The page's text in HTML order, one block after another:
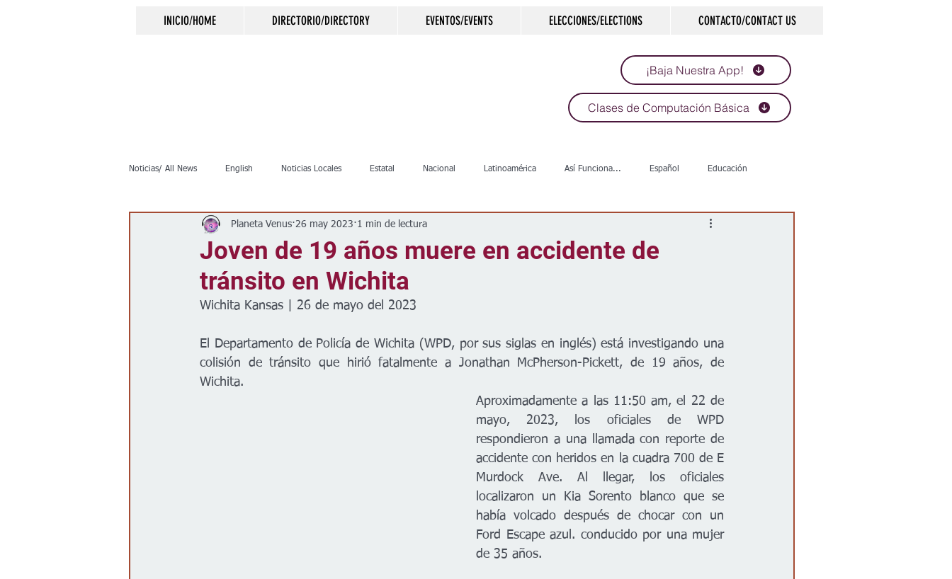
INICIO/HOME DIRECTORIO/DIRECTORY EVENTOS/EVENTS ELECCIONES/ELECTIONS CONTACTO/CONTACT US
¡Baja Nuestra App!
Clases de Computación Básica
Noticias/ All News English Noticias Locales Estatal Nacional Latinoamérica Así Funciona... Español Educación
Inmigración Crimen Negocios Salud Arte & Cultura
Clima Vivienda Escuelas Calles
Espectáculos
Joven de 19 años muere en accidente de
tránsito en Wichita
Planeta Venus 26 may 2023 1 min de lectura
Wichita Kansas | 26 de mayo del 2023
El Departamento de Policía de Wichita (WPD, por sus siglas en inglés) está investigando una
colisión de tránsito que hirió fatalmente a Jonathan McPherson-Pickett, de 19 años, de
Wichita.
Aproximadamente a las 11:50 am, el 22 de
mayo, 2023, los oficiales de WPD
respondieron a una llamada con reporte de
accidente con heridos en la cuadra 700 de E
Murdock Ave. Al llegar, los oficiales
localizaron un Kia Sorento blanco que se
había volcado después de chocar con un
Ford Escape azul. conducido por una mujer
de 35 años.